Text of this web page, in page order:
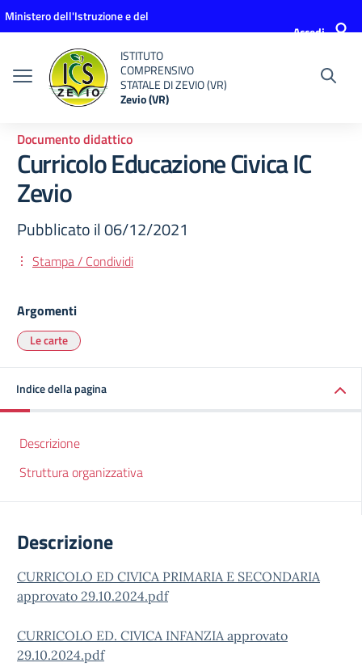
Vai ai contenuti
Vai al menu di navigazione
Vai al footer
Ministero dell'Istruzione e del
Accedi
ISTITUTO
COMPRENSIVO
STATALE DI ZEVIO (VR)
Zevio (VR)
Documento didattico
Curricolo Educazione Civica IC
Zevio
Pubblicato il 06/12/2021
Stampa / Condividi
Argomenti
Le carte
Indice della pagina
Descrizione
Struttura organizzativa
Descrizione
CURRICOLO ED CIVICA PRIMARIA E SECONDARIA
approvato 29.10.2024.pdf
CURRICOLO ED. CIVICA INFANZIA approvato
29.10.2024.pdf